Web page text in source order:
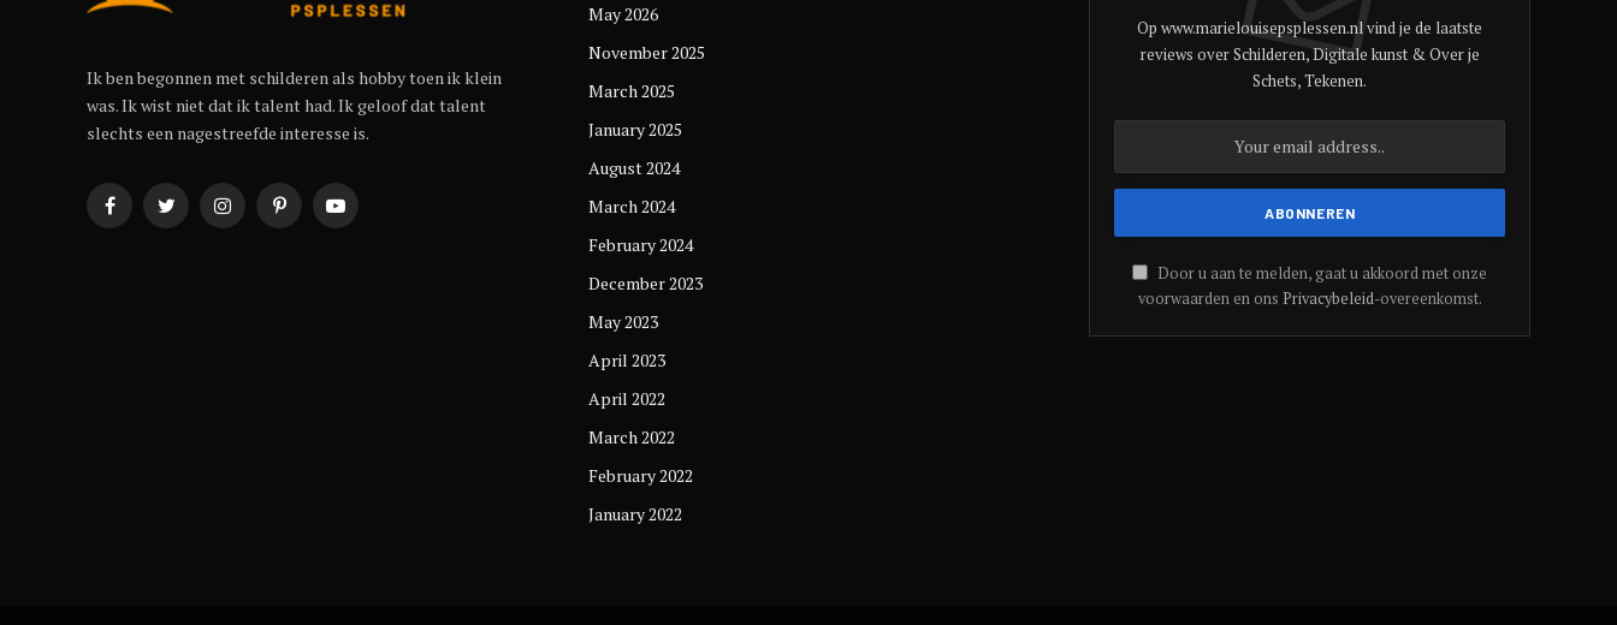
Ik ben begonnen met schilderen als hobby toen ik klein
was. Ik wist niet dat ik talent had. Ik geloof dat talent
slechts een nagestreefde interesse is.
FacebookTwitterInstagramPinterestYouTube
May 2026
November 2025
March 2025
January 2025
August 2024
March 2024
February 2024
December 2023
May 2023
April 2023
April 2022
March 2022
February 2022
January 2022
Op www.marielouisepsplessen.nl vind je de laatste
reviews over Schilderen, Digitale kunst & Over je
Schets, Tekenen.
Door u aan te melden, gaat u akkoord met onze
voorwaarden en ons Privacybeleid-overeenkomst.